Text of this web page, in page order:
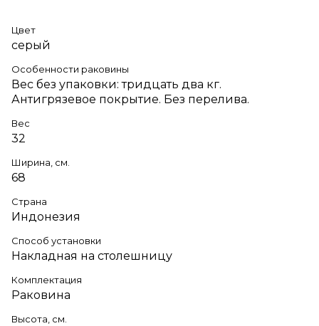
Цвет
серый
Особенности раковины
Вес без упаковки: тридцать два кг.
Антигрязевое покрытие. Без перелива.
Вес
32
Ширина, см.
68
Страна
Индонезия
Способ установки
Накладная на столешницу
Комплектация
Раковина
Высота, см.